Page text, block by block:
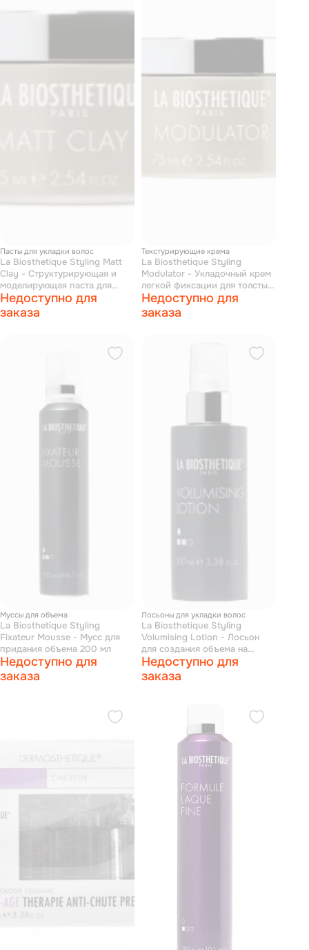
Пасты для укладки волос
La Biosthetique Styling Matt
Clay - Структурирующая и
моделирующая паста для
матовых образов 75 мл
Недоступно для
заказа
Текстурирующие крема
La Biosthetique Styling
Modulator - Укладочный крем
легкой фиксации для толстых
волос 75 мл
Недоступно для
заказа
Муссы для объема
La Biosthetique Styling
Fixateur Mousse - Мусс для
придания объема 200 мл
Недоступно для
заказа
Лосьоны для укладки волос
La Biosthetique Styling
Volumising Lotion - Лосьон
для создания объема на
тонких волосах 100 мл
Недоступно для
заказа